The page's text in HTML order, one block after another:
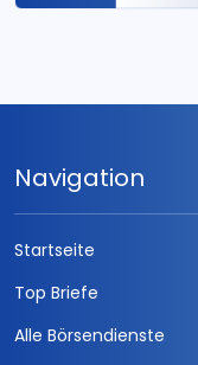
Navigation
Startseite
Top Briefe
Alle Börsendienste